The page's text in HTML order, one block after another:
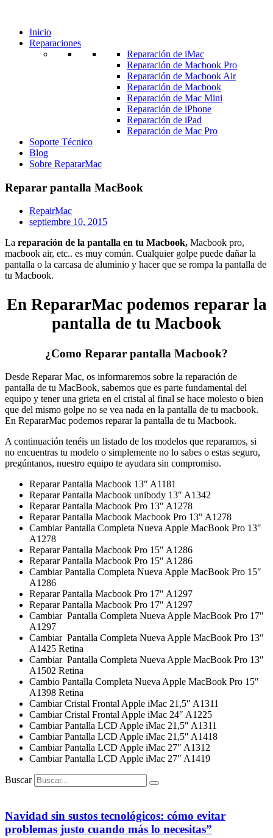
Inicio
Reparaciones
Reparación de iMac
Reparación de Macbook Pro
Reparación de Macbook Air
Reparación de Macbook
Reparación de Mac Mini
Reparación de iPhone
Reparación de iPad
Reparación de Mac Pro
Soporte Técnico
Blog
Sobre RepararMac
Reparar pantalla MacBook
RepairMac
septiembre 10, 2015
La reparación de la pantalla en tu Macbook, Macbook pro,
macbook air, etc.. es muy común. Cualquier golpe puede dañar la
pantalla o la carcasa de aluminio y hacer que se rompa la pantalla de
tu Macbook.
En RepararMac podemos reparar la
pantalla de tu Macbook
¿Como Reparar pantalla Macbook?
Desde Reparar Mac, os informaremos sobre la reparación de
pantalla de tu MacBook, sabemos que es parte fundamental del
equipo y tener una grieta en el cristal al final se hace molesto o bien
que del mismo golpe no se vea nada en la pantalla de tu macbook.
En RepararMac podemos reparar la pantalla de tu Macbook.
A continuación tenéis un listado de los modelos que reparamos, si
no encuentras tu modelo o simplemente no lo sabes o estas seguro,
pregúntanos, nuestro equipo te ayudara sin compromiso.
Reparar Pantalla Macbook 13″ A1181
Reparar Pantalla Macbook unibody 13″ A1342
Reparar Pantalla Macbook Pro 13″ A1278
Reparar Pantalla Macbook Macbook Pro 13″ A1278
Cambiar Pantalla Completa Nueva Apple MacBook Pro 13″
A1278
Reparar Pantalla Macbook Pro 15″ A1286
Reparar Pantalla Macbook Pro 15″ A1286
Cambiar Pantalla Completa Nueva Apple MacBook Pro 15″
A1286
Reparar Pantalla Macbook Pro 17″ A1297
Reparar Pantalla Macbook Pro 17″ A1297
Cambiar Pantalla Completa Nueva Apple MacBook Pro 17″
A1297
Cambiar Pantalla Completa Nueva Apple MacBook Pro 13″
A1425 Retina
Cambiar Pantalla Completa Nueva Apple MacBook Pro 13″
A1502 Retina
Cambio Pantalla Completa Nueva Apple MacBook Pro 15″
A1398 Retina
Cambiar Cristal Frontal Apple iMac 21,5″ A1311
Cambiar Cristal Frontal Apple iMac 24″ A1225
Cambiar Pantalla LCD Apple iMac 21,5″ A1311
Cambiar Pantalla LCD Apple iMac 21,5″ A1418
Cambiar Pantalla LCD Apple iMac 27″ A1312
Cambiar Pantalla LCD Apple iMac 27″ A1419
Buscar
Navidad sin sustos tecnológicos: cómo evitar
problemas justo cuando más lo necesitas”